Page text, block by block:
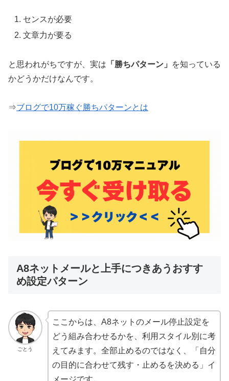
センスが必要
文章力が要る
と思われがちですが、実は 「勝ちパターン」
を知っている
かどうかだけなんです。
⇒ブログで10万稼ぐ勝ちパターンとは
A8ネットメールと上手につきあうおすす
め設定パターン
ごとう
ここからは、A8ネットのメール停止設定を
どう組み合わせるかを、利用スタイル別に考
えてみます。全部止めるのではなく、「自分
の目的に合わせて残す・止めるを決める」イ